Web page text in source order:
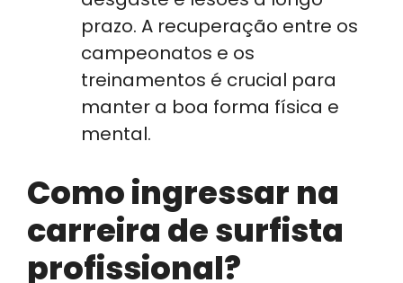
prazo. A recuperação entre os
campeonatos e os
treinamentos é crucial para
manter a boa forma física e
mental.
Como ingressar na
carreira de surfista
profissional?